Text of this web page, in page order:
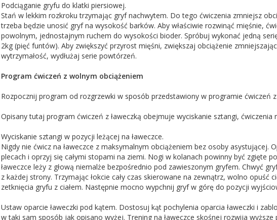
Podciąganie gryfu do klatki piersiowej.
Stań w lekkim rozkroku trzymając gryf nachwytem. Do tego ćwiczenia zmniejsz
trzeba będzie unosić gryf na wysokość barków. Aby właściwie rozwinąć mięśnie,
powolnym, jednostajnym ruchem do wysokości bioder. Spróbuj wykonać jedną
2kg (pięć funtów). Aby zwiększyć przyrost mięśni, zwiększaj obciążenie
wytrzymałość, wydłużaj serie powtórzeń.
Program ćwiczeń z wolnym obciążeniem
Rozpocznij program od rozgrzewki w sposób przedstawiony w programie ćwiczeń
Opisany tutaj program ćwiczeń z ławeczką obejmuje wyciskanie sztangi,
Wyciskanie sztangi w pozycji leżącej na ławeczce.
Nigdy nie ćwicz na ławeczce z maksymalnym obciążeniem bez osoby asystującej.
plecach i oprzyj się całymi stopami na ziemi. Nogi w kolanach powinny być zgięte
ławeczce leży z głową niemalże bezpośrednio pod zawieszonym gryfem. Chwyć
z każdej strony. Trzymając łokcie cały czas skierowane na zewnątrz, wolno
zetknięcia gryfu z ciałem. Następnie mocno wypchnij gryf w górę do pozycji
Ustaw oparcie ławeczki pod kątem. Dostosuj kąt pochylenia oparcia ławeczki i
w taki sam sposób jak opisano wyżej. Trening na ławeczce skośnej rozwija